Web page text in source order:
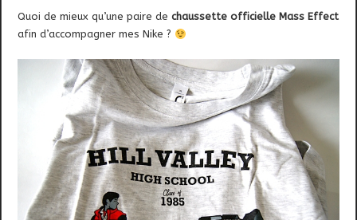
Quoi de mieux qu’une paire dechaussette officielle Mass Effect
afin d’accompagner mes Nike ?